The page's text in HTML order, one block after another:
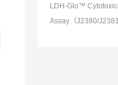
LDH-Glo™
Assay（J2380/